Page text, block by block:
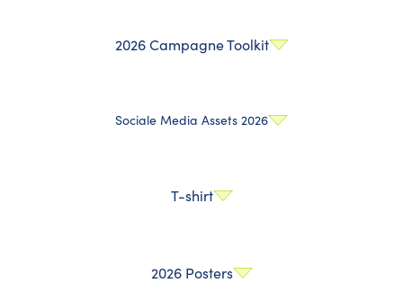
2026 Campagne Toolkit
Sociale Media Assets 2026
T-shirt
2026 Posters